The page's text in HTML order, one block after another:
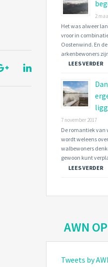
2
Het was alweer
vroor in
Oostenwind. En
arkenbewoners
LEES VERDER
7 november 2017
De romantiek van
wordt weleens
walbewoners
gewoon kunt
LEES VERDER
AWN
Tweets by